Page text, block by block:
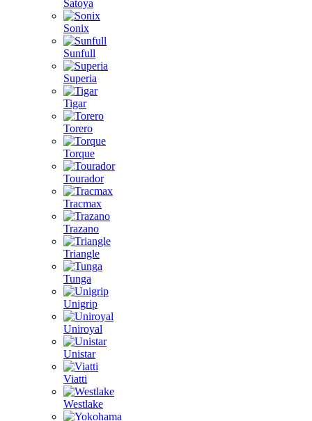
Satoya
Sonix
Sunfull
Superia
Tigar
Torero
Torque
Tourador
Tracmax
Trazano
Triangle
Tunga
Unigrip
Uniroyal
Unistar
Viatti
Westlake